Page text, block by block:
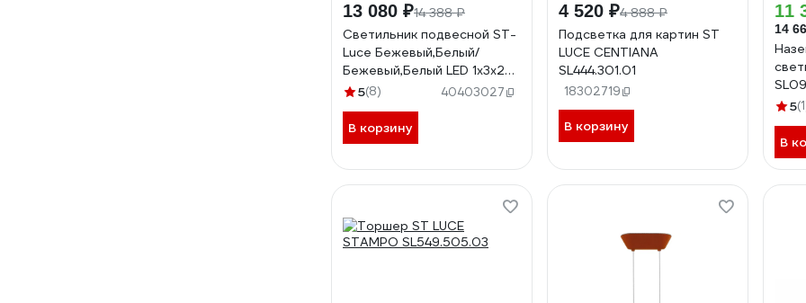
13 080 ₽14 388 ₽
Светильник подвесной ST-
Luce Бежевый,Белый/
Бежевый,Белый LED 1х3х2W
ST luce SL3001.813.01
5(8) 40403027
В корзину
4 520 ₽4 888 ₽
Подсветка для картин ST
LUCE CENTIANA
SL444.301.01
18302719
В корзину
11
14
5
В